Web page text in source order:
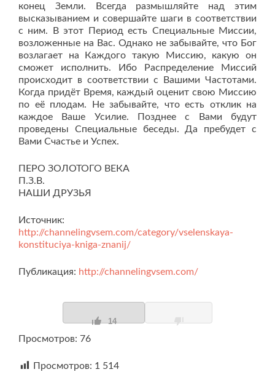
конец Земли. Всегда размышляйте над этим
высказыванием и совершайте шаги в соответствии
с ним. В этот Период есть Специальные Миссии,
возложенные на Вас. Однако не забывайте, что Бог
возлагает на Каждого такую Миссию, какую он
сможет исполнить. Ибо Распределение Миссий
происходит в соответствии с Вашими Частотами.
Когда придёт Время, каждый оценит свою Миссию
по её плодам. Не забывайте, что есть отклик на
каждое Ваше Усилие. Позднее с Вами будут
проведены Специальные беседы. Да пребудет с
Вами Счастье и Успех.
ПЕРО ЗОЛОТОГО ВЕКА
П.З.В.
НАШИ ДРУЗЬЯ
Источник:
http://channelingvsem.com/category/vselenskaya-
konstituciya-kniga-znanij/
Публикация: http://channelingvsem.com/
14
Просмотров: 76
Просмотров: 1 514